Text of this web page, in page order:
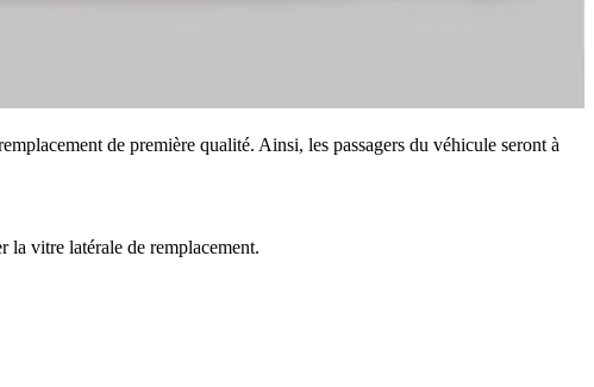
de première qualité. Ainsi, les passagers du véhicule seront à
la vitre latérale de remplacement.